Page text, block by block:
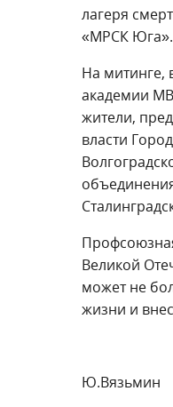
лагеря
«МРСК Юга».
На митинге,
академии
жители,
власти
Великой
может не
жизни и
Ю.Вязьмин